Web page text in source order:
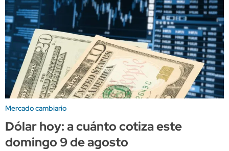
Mercado cambiario
Dólar hoy: a cuánto cotiza este
domingo 9 de agosto